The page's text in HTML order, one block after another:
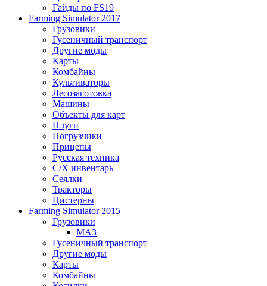
Гайды по FS19
Farming Simulator 2017
Грузовики
Гусеничный транспорт
Другие моды
Карты
Комбайны
Культиваторы
Лесозаготовка
Машины
Объекты для карт
Плуги
Погрузчики
Прицепы
Русская техника
С/Х инвентарь
Сеялки
Тракторы
Цистерны
Farming Simulator 2015
Грузовики
МАЗ
Гусеничный транспорт
Другие моды
Карты
Комбайны